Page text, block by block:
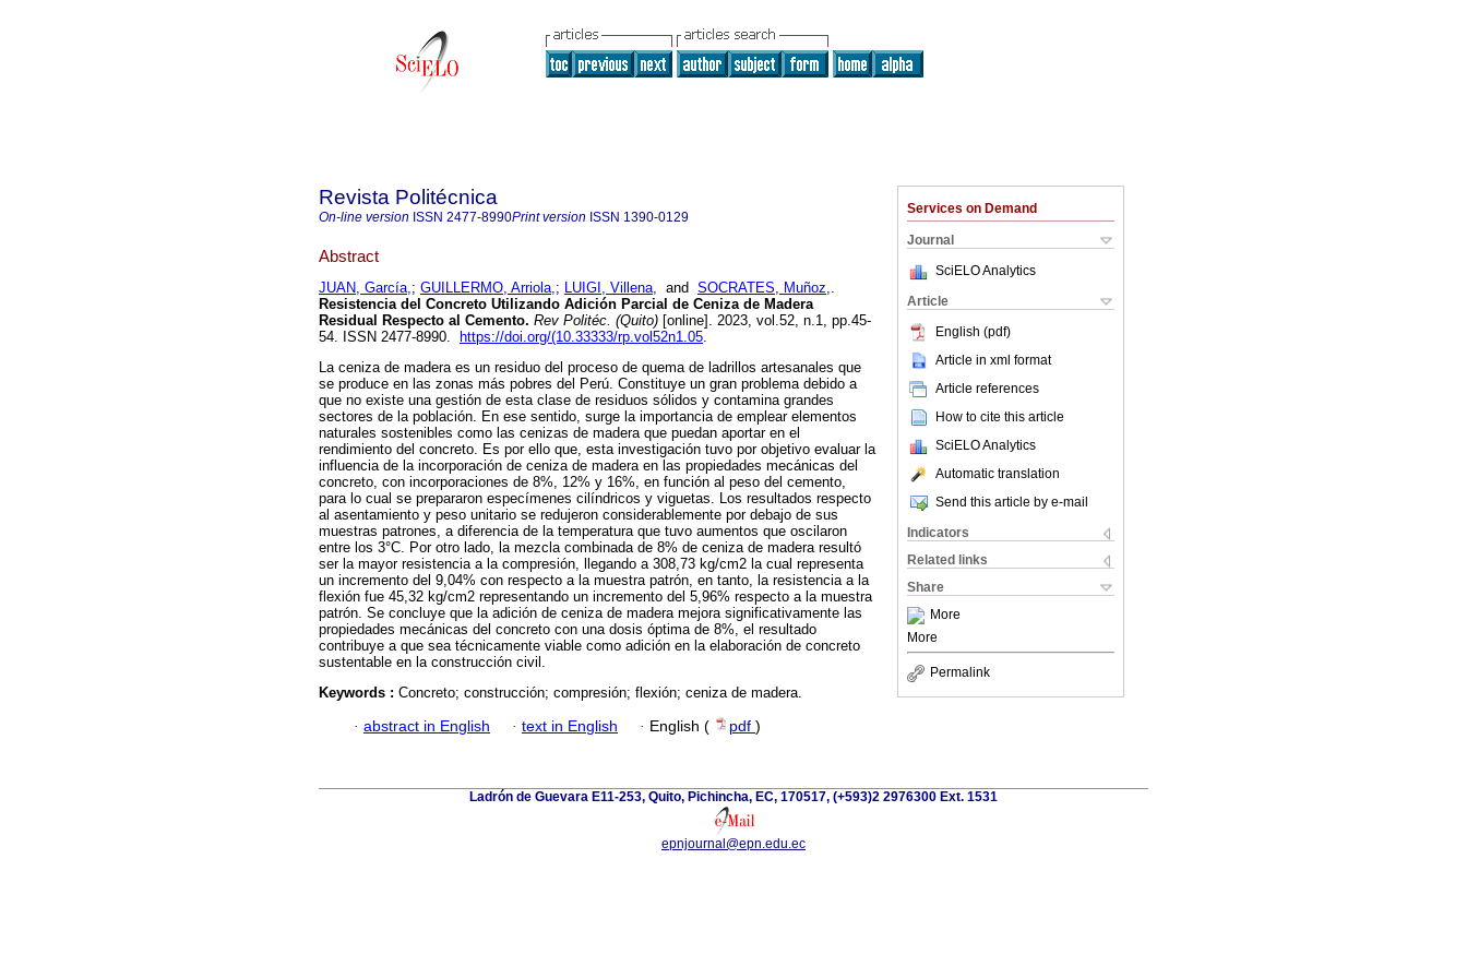
Services on Demand
Journal
SciELO Analytics
Article
English (pdf)
Article in xml format
Article references
How to cite this article
SciELO Analytics
Automatic translation
Send this article by e-mail
Indicators
Related links
Share
More
More
Permalink
Revista Politécnica
On-line version ISSN 2477-8990Print version ISSN 1390-0129
Abstract
JUAN, García,; GUILLERMO, Arriola,; LUIGI, Villena, and SOCRATES, Muñoz,.
Resistencia del Concreto Utilizando Adición Parcial de Ceniza de Madera
Residual Respecto al Cemento. Rev Politéc. (Quito) [online]. 2023, vol.52, n.1, pp.45-
54. ISSN 2477-8990.
https://doi.org/(10.33333/rp.vol52n1.05.
La ceniza de madera es un residuo del proceso de quema de ladrillos artesanales que
se produce en las zonas más pobres del Perú. Constituye un gran problema debido a
que no existe una gestión de esta clase de residuos sólidos y contamina grandes
sectores de la población. En ese sentido, surge la importancia de emplear elementos
naturales sostenibles como las cenizas de madera que puedan aportar en el
rendimiento del concreto. Es por ello que, esta investigación tuvo por objetivo evaluar la
influencia de la incorporación de ceniza de madera en las propiedades mecánicas del
concreto, con incorporaciones de 8%, 12% y 16%, en función al peso del cemento,
para lo cual se prepararon especímenes cilíndricos y viguetas. Los resultados respecto
al asentamiento y peso unitario se redujeron considerablemente por debajo de sus
muestras patrones, a diferencia de la temperatura que tuvo aumentos que oscilaron
entre los 3°C. Por otro lado, la mezcla combinada de 8% de ceniza de madera resultó
ser la mayor resistencia a la compresión, llegando a 308,73 kg/cm2 la cual representa
un incremento del 9,04% con respecto a la muestra patrón, en tanto, la resistencia a la
flexión fue 45,32 kg/cm2 representando un incremento del 5,96% respecto a la muestra
patrón. Se concluye que la adición de ceniza de madera mejora significativamente las
propiedades mecánicas del concreto con una dosis óptima de 8%, el resultado
contribuye a que sea técnicamente viable como adición en la elaboración de concreto
sustentable en la construcción civil.
Keywords : Concreto; construcción; compresión; flexión; ceniza de madera.
· abstract in English · text in English · English ( pdf )
Ladrón de Guevara E11-253, Quito, Pichincha, EC, 170517, (+593)2 2976300 Ext. 1531
epnjournal@epn.edu.ec